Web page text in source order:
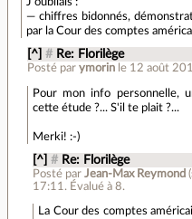
— chiffres bidonnés,
par la Cour des comptes
[^] # Re: Florilège
Posté par ymorin le 12 août
Pour mon info personnelle,
cette étude ?... S'il te plait ?...
Merki! :-)
[^] # Re: Florilège
Posté parJean-Max Reymond (
17:11 . Évalué à8.
La Cour des comptes